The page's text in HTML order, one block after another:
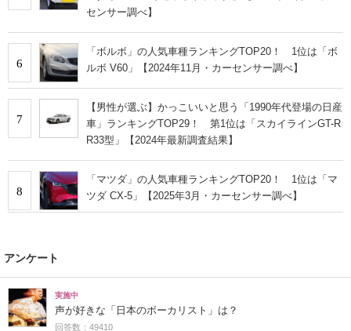
センサー調べ】
6
「ボルボ」の人気車種ランキングTOP20！ 1位は「ボ
ルボ V60」【2024年11月・カーセンサー調べ】
7
【男性が選ぶ】かっこいいと思う「1990年代登場の日産
車」ランキングTOP29！ 第1位は「スカイラインGT-R
R33型」【2024年最新調査結果】
8
「マツダ」の人気車種ランキングTOP20！ 1位は「マ
ツダ CX-5」【2025年3月・カーセンサー調べ】
アンケート
実施中
声が好きな「日本のボーカリスト」は？
回答数：49410